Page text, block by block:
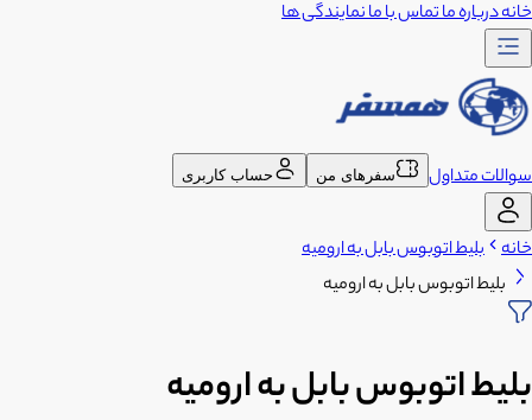
خانهدرباره ماتماس با مانمایندگی ها
سوالات متداول سفرهای من حساب کاربری
خانه بلیط اتوبوس بابل به ارومیه
بلیط اتوبوس بابل به ارومیه
بلیط اتوبوس بابل به ارومیه